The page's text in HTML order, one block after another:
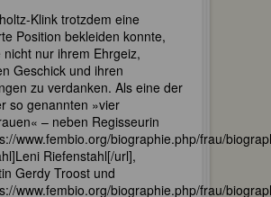
Klink trotzdem eine
Position bekleiden konnte,
nicht nur ihrem Ehrgeiz,
Geschick und ihren
zu verdanken. Als eine der
so genannten »vier
– neben Regisseurin
www.fembio.org/biographie.php/frau/
Riefenstahl[/url],
Gerdy Troost und
www.fembio.org/biographie.php/frau/